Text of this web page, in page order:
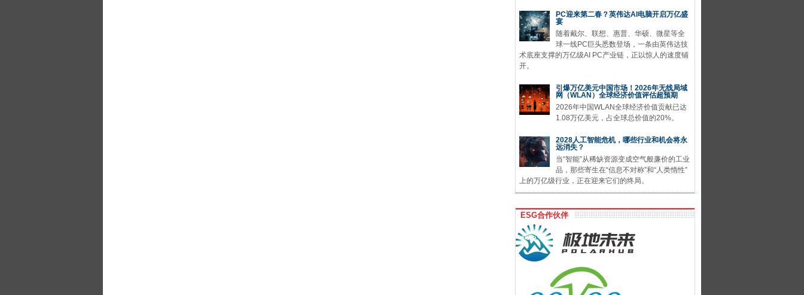
PC迎来第二春？英伟达AI电脑开启万亿盛
宴
随着戴尔、联想、惠普、华硕、微星等全
球一线PC巨头悉数登场，一条由英伟达技
术底座支撑的万亿级AI PC产业链，正以惊人的速度铺
开。
引爆万亿美元中国市场！2026年无线局域
网（WLAN）全球经济价值评估超预期
2026年中国WLAN全球经济价值贡献已达
1.08万亿美元，占全球总价值的20%。
2028人工智能危机，哪些行业和机会将永
远消失？
当“智能”从稀缺资源变成空气般廉价的工业
品，那些寄生在“信息不对称”和“人类惰性”
上的万亿级行业，正在迎来它们的终局。
ESG合作伙伴